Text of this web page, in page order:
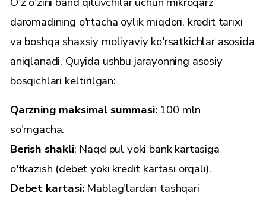
daromadining o'rtacha oylik miqdori, kredit tarixi
va boshqa shaxsiy moliyaviy ko'rsatkichlar asosida
aniqlanadi. Quyida ushbu jarayonning asosiy
bosqichlari keltirilgan:
Qarzning maksimal summasi:100 mln
so'mgacha.
Berish shakli: Naqd pul yoki bank kartasiga
o'tkazish (debet yoki kredit kartasi orqali).
Debet kartasi:Mablag'lardan tashqari